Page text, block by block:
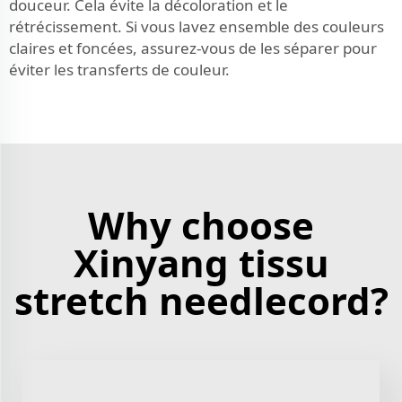
douceur. Cela évite la décoloration et le
rétrécissement. Si vous lavez ensemble des couleurs
claires et foncées, assurez-vous de les séparer pour
éviter les transferts de couleur.
Why choose
Xinyang tissu
stretch needlecord?